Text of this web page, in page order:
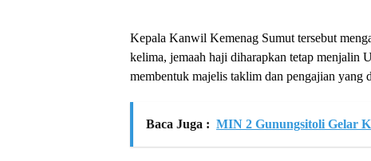
Kepala Kanwil Kemenag Sumut tersebut
kelima, jemaah haji diharapkan tetap menjalin
membentuk majelis taklim dan pengajian yang
Baca Juga : MIN 2 Gunungsitoli Gelar